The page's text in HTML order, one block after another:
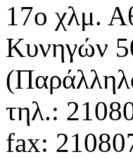
17ο χλμ.
Κυνηγών
τηλ.:
fax: